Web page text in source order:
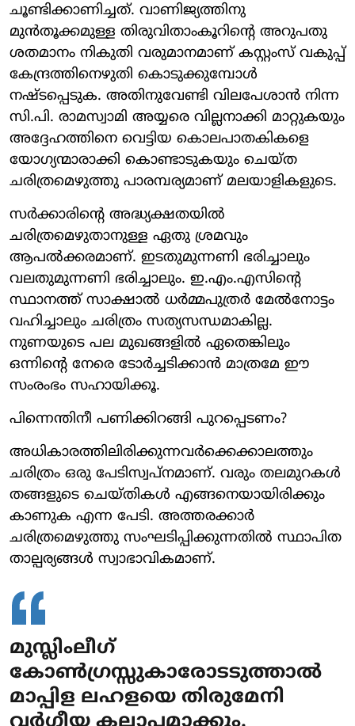
ചൂണ്ടിക്കാണിച്ചത്. വാണിജ്യത്തിനു
മുന്‍തൂക്കമുള്ള തിരുവിതാംകൂറിന്റെ അറുപതു
ശതമാനം നികുതി വരുമാനമാണ് കസ്റ്റംസ് വകുപ്പ്
കേന്ദ്രത്തിനെഴുതി കൊടുക്കുമ്പോള്‍
നഷ്ടപ്പെടുക. അതിനുവേണ്ടി വിലപേശാന്‍ നിന്ന
സി.പി. രാമസ്വാമി അയ്യരെ വില്ലനാക്കി മാറ്റുകയും
അദ്ദേഹത്തിനെ വെട്ടിയ കൊലപാതകികളെ
യോഗ്യന്മാരാക്കി കൊണ്ടാടുകയും ചെയ്ത
ചരിത്രമെഴുത്തു പാരമ്പര്യമാണ് മലയാളികളുടെ.
സര്‍ക്കാരിന്റെ അദ്ധ്യക്ഷതയില്‍
ചരിത്രമെഴുതാനുള്ള ഏതു ശ്രമവും
ആപല്‍ക്കരമാണ്. ഇടതുമുന്നണി ഭരിച്ചാലും
വലതുമുന്നണി ഭരിച്ചാലും. ഇ.എം.എസിന്റെ
സ്ഥാനത്ത് സാക്ഷാല്‍ ധര്‍മ്മപുത്രര്‍ മേല്‍നോട്ടം
വഹിച്ചാലും ചരിത്രം സത്യസന്ധമാകില്ല.
നുണയുടെ പല മുഖങ്ങളില്‍ ഏതെങ്കിലും
ഒന്നിന്റെ നേരെ ടോര്‍ച്ചടിക്കാന്‍ മാത്രമേ ഈ
സംരംഭം സഹായിക്കൂ.
പിന്നെന്തിനീ പണിക്കിറങ്ങി പുറപ്പെടണം?
അധികാരത്തിലിരിക്കുന്നവര്‍ക്കെക്കാലത്തും
ചരിത്രം ഒരു പേടിസ്വപ്നമാണ്. വരും തലമുറകള്‍
തങ്ങളുടെ ചെയ്തികള്‍ എങ്ങനെയായിരിക്കും
കാണുക എന്ന പേടി. അത്തരക്കാര്‍
ചരിത്രമെഴുത്തു സംഘടിപ്പിക്കുന്നതില്‍ സ്ഥാപിത
താല്പര്യങ്ങള്‍ സ്വാഭാവികമാണ്.
മുസ്ലിംലീഗ്
കോണ്‍ഗ്രസ്സുകാരോടടുത്താല്‍
മാപ്പിള ലഹളയെ തിരുമേനി